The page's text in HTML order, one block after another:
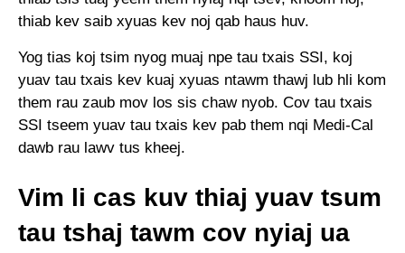
thiab kev saib xyuas kev noj qab haus huv.
Yog tias koj tsim nyog muaj npe tau txais SSI, koj
yuav tau txais kev kuaj xyuas ntawm thawj lub hli kom
them rau zaub mov los sis chaw nyob. Cov tau txais
SSI tseem yuav tau txais kev pab them nqi Medi-Cal
dawb rau lawv tus kheej.
Vim li cas kuv thiaj yuav tsum
tau tshaj tawm cov nyiaj ua